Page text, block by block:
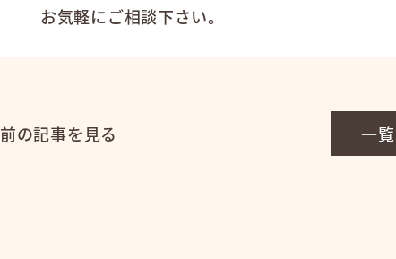
お気軽にご相談下さい。
前の記事を見る 一